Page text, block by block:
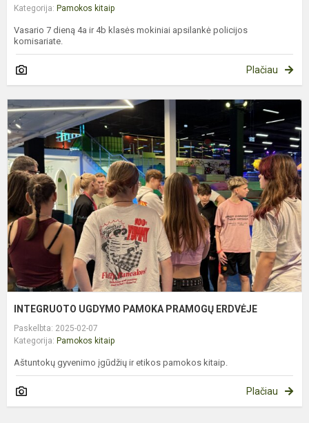
Kategorija: Pamokos kitaip
Vasario 7 dieną 4a ir 4b klasės mokiniai apsilankė policijos
komisariate.
Plačiau
INTEGRUOTO UGDYMO PAMOKA PRAMOGŲ ERDVĖJE
Paskelbta: 2025-02-07
Kategorija: Pamokos kitaip
Aštuntokų gyvenimo įgūdžių ir etikos pamokos kitaip.
Plačiau